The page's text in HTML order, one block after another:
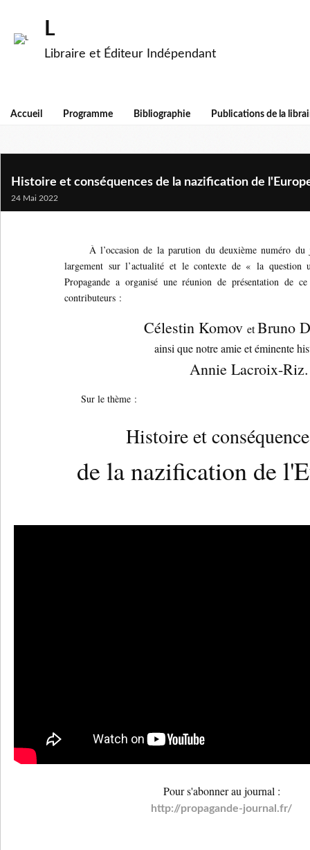
L
Libraire et Éditeur Indépendant
Accueil Programme Bibliographie Publications de la
Histoire et conséquences de la nazification de
24 Mai 2022
À l’occasion de la parution du deuxième numéro
largement sur l’actualité et le contexte de « la question
Propagande a organisé une réunion de présentation de
contributeurs :
Célestin Komov etBruno
ainsi que notre amie et éminente
Annie Lacroix-Riz.
Sur le thème :
Histoire et
de la nazification de
Pour s'abonner au journal :
http://propagande-journal.fr/